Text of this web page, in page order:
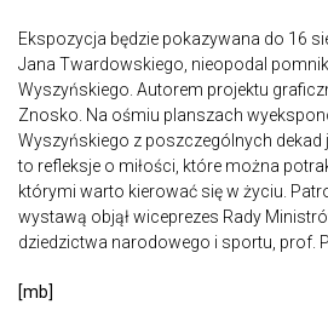
Ekspozycja będzie pokazywana do 16
Jana Twardowskiego, nieopodal
Wyszyńskiego. Autorem projektu
Znosko. Na ośmiu planszach
Wyszyńskiego z poszczególnych dekad
to refleksje o miłości, które można
którymi warto kierować się w życiu.
wystawą objął wiceprezes Rady
dziedzictwa narodowego i sportu, prof.
[mb]